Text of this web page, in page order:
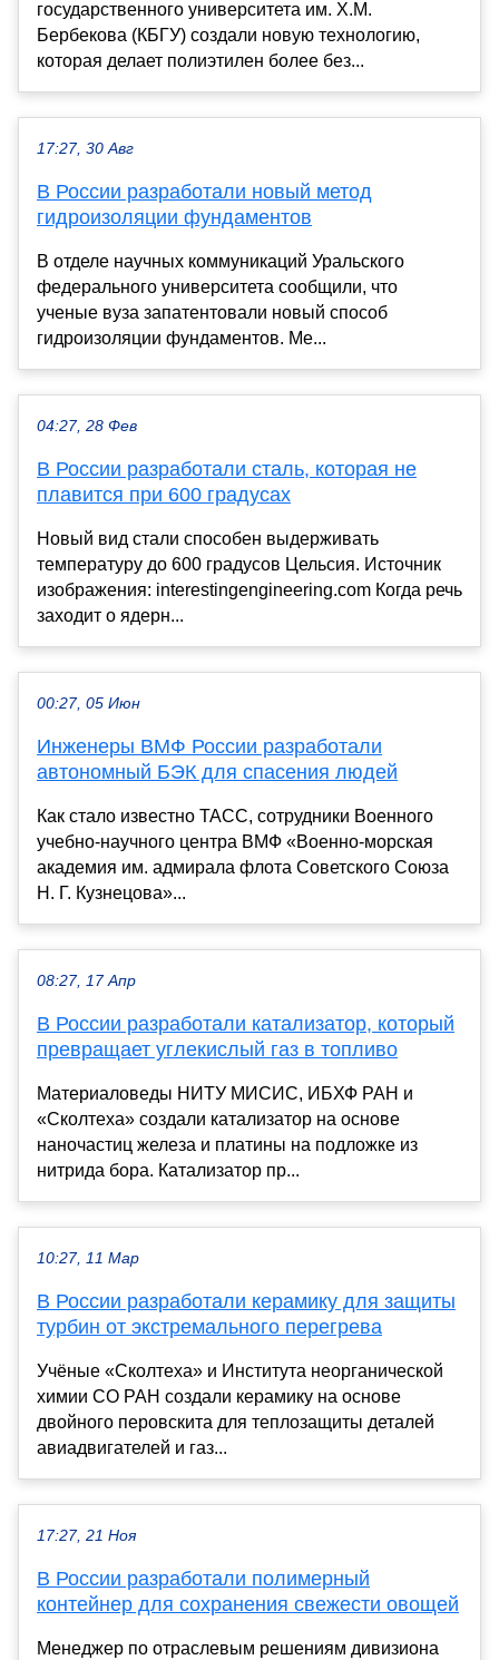
государственного университета им. Х.М.
Бербекова (КБГУ) создали новую технологию,
которая делает полиэтилен более без...
17:27, 30 Авг
В России разработали новый метод
гидроизоляции фундаментов
В отделе научных коммуникаций Уральского
федерального университета сообщили, что
ученые вуза запатентовали новый способ
гидроизоляции фундаментов. Ме...
04:27, 28 Фев
В России разработали сталь, которая не
плавится при 600 градусах
Новый вид стали способен выдерживать
температуру до 600 градусов Цельсия. Источник
изображения: interestingengineering.com Когда речь
заходит о ядерн...
00:27, 05 Июн
Инженеры ВМФ России разработали
автономный БЭК для спасения людей
Как стало известно ТАСС, сотрудники Военного
учебно-научного центра ВМФ «Военно-морская
академия им. адмирала флота Советского Союза
Н. Г. Кузнецова»...
08:27, 17 Апр
В России разработали катализатор, который
превращает углекислый газ в топливо
Материаловеды НИТУ МИСИС, ИБХФ РАН и
«Сколтеха» создали катализатор на основе
наночастиц железа и платины на подложке из
нитрида бора. Катализатор пр...
10:27, 11 Мар
В России разработали керамику для защиты
турбин от экстремального перегрева
Учёные «Сколтеха» и Института неорганической
химии СО РАН создали керамику на основе
двойного перовскита для теплозащиты деталей
авиадвигателей и газ...
17:27, 21 Ноя
В России разработали полимерный
контейнер для сохранения свежести овощей
Менеджер по отраслевым решениям дивизиона